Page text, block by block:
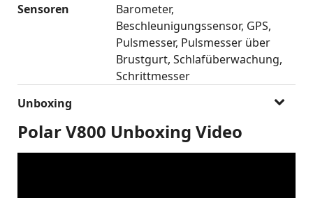
Sensoren
Barometer
Beschleunigungssensor GPS
Pulsmesser Pulsmesser über
Brustgurt Schlafüberwachung
Schrittmesser
Unboxing
Polar V800 Unboxing Video